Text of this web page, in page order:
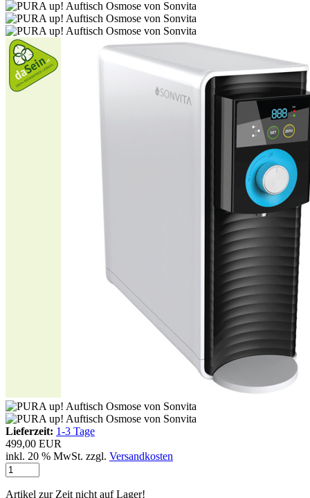
Lieferzeit: 1-3 Tage
499,00 EUR
inkl. 20 % MwSt. zzgl. Versandkosten
Artikel zur Zeit nicht auf Lager!